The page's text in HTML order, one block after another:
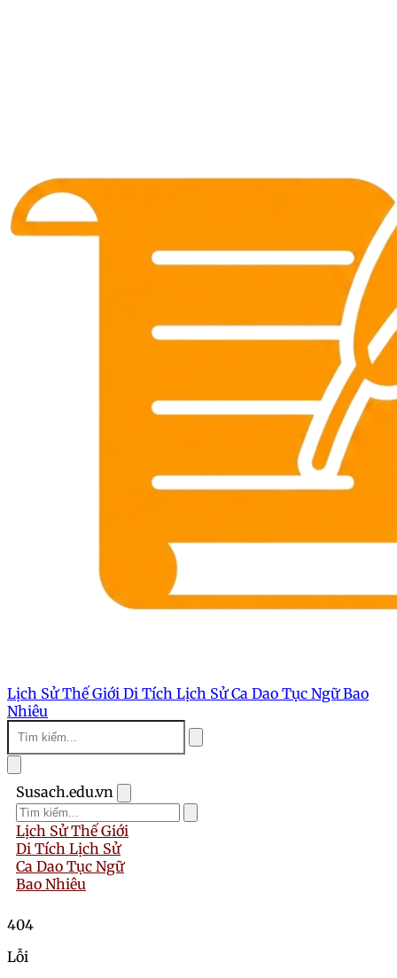
Lịch Sử Thế Giới Di Tích Lịch SửCa Dao Tục NgữBao
Nhiêu
Susach.edu.vn
Lịch Sử Thế Giới
Di Tích Lịch Sử
Ca Dao Tục Ngữ
Bao Nhiêu
404
Lỗi